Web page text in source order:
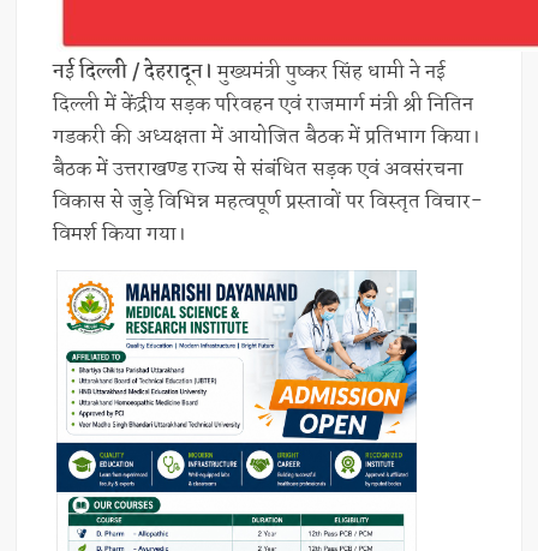
नई दिल्ली / देहरादून।मुख्यमंत्री पुष्कर सिंह धामी ने नई
दिल्ली में केंद्रीय सड़क परिवहन एवं राजमार्ग मंत्री श्री नितिन
गडकरी की अध्यक्षता में आयोजित बैठक में प्रतिभाग किया।
बैठक में उत्तराखण्ड राज्य से संबंधित सड़क एवं अवसंरचना
विकास से जुड़े विभिन्न महत्वपूर्ण प्रस्तावों पर विस्तृत विचार-
विमर्श किया गया।